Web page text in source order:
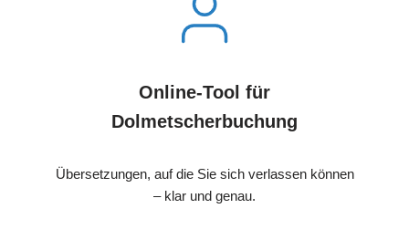
Online-Tool für
Dolmetscherbuchung
Übersetzungen, auf die Sie sich verlassen können
– klar und genau.